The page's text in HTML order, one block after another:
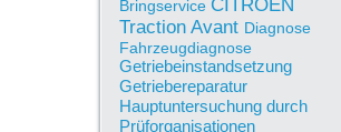
Bringservice CITROEN
Traction Avant Diagnose
Fahrzeugdiagnose
Getriebeinstandsetzung
Getriebereparatur
Hauptuntersuchung durch
Prüforganisationen